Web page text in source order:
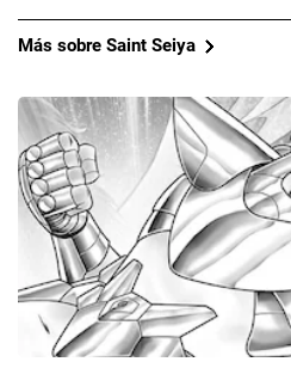
Más sobre Saint Seiya